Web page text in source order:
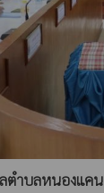
ลตำบลหนองแคน